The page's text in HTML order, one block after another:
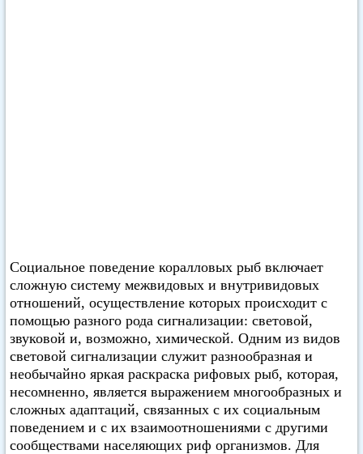
Социальное поведение коралловых рыб включает
сложную систему межвидовых и внутривидовых
отношений, осуществление которых происходит с
помощью разного рода сигнализации: световой,
звуковой и, возможно, химической. Одним из видов
световой сигнализации служит разнообразная и
необычайно яркая раскраска рифовых рыб, которая,
несомненно, является выражением многообразных и
сложных адаптаций, связанных с их социальным
поведением и с их взаимоотношениями с другими
сообществами населяющих риф организмов. Для